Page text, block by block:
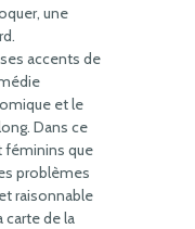
une
accents de
et le
Dans ce
féminins que
problèmes
raisonnable
carte de la